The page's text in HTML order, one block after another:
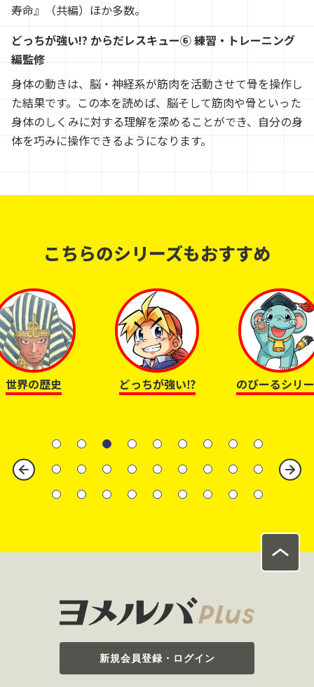
寿命』（共編）ほか多数。
どっちが強い!? からだレスキュー⑥ 練習・トレーニング
編監修
身体の動きは、脳・神経系が筋肉を活動させて骨を操作し
た結果です。この本を読めば、脳そして筋肉や骨といった
身体のしくみに対する理解を深めることができ、自分の身
体を巧みに操作できるようになります。
こちらのシリーズもおすすめ
世界の歴史 どっちが強い⁉ のびーるシリ
新規会員登録・ログイン